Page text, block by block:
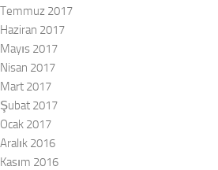
Temmuz 2017
Haziran 2017
Mayıs 2017
Nisan 2017
Mart 2017
Şubat 2017
Ocak 2017
Aralık 2016
Kasım 2016